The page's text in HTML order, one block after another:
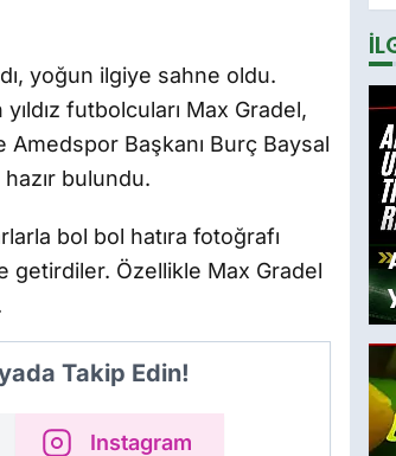
yoğun ilgiye sahne oldu.
futbolcuları Max Gradel,
Başkanı Burç Baysal
bulundu.
bol bol hatıra fotoğrafı
Özellikle Max Gradel
Takip Edin!
Instagram